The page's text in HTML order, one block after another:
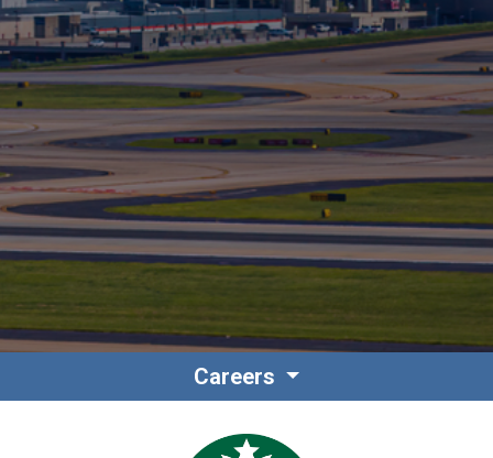
Contact
Personnel
Amérique du Nord
Careers